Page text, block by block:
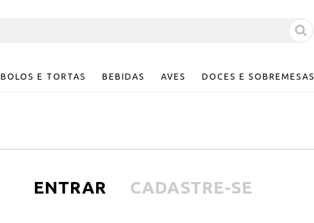
BOLOS E TORTAS BEBIDAS AVES DOCES E SOBREMESAS
ENTRAR CADASTRE-SE